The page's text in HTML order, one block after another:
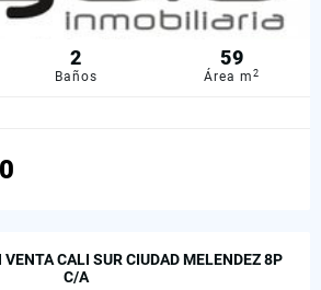
2
Baños
59
Área m2
CALI SUR CIUDAD MELENDEZ 8P
C/A